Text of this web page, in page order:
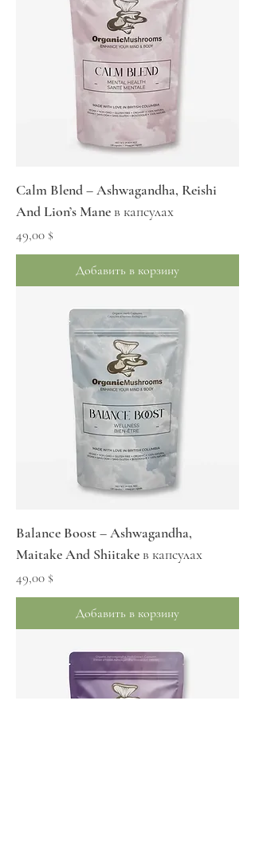
Calm Blend – Ashwagandha, Reishi
And Lion’s Mane в капсулах
Цена
49,00 $
Добавить в корзину
Balance Boost – Ashwagandha,
Maitake And Shiitake в капсулах
Цена
49,00 $
Добавить в корзину